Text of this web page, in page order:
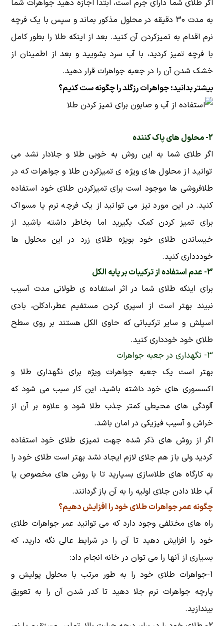
اگر طلای شما دارای جرم است، ابتدا اجازه دهید جواهرات شما
به مدت 30 دقیقه در محلول مذکور بماند و سپس با یک فرچه
نرم اقدام به تمیزکردن آن کنید. بعد از اینکه طلا را بطور کامل
با فرچه تمیز کردید، با آب سرد بشویید و بعد از اطمینان از
خشک شدن آن را در جعبه جواهرات قرار دهید.
بیشتر بدانید:جواهرات رزگلد را چگونه ست کنیم؟
2- محلول های پاک کننده
اگر طلای شما به این روش به خوبی طلا و جلادار نشد می
توانید از محلول های ویژه ی تمیزکردن طلا و جواهرات که در
طلافروشی ها موجود است برای تمیزکردن طلای خود استفاده
کنید. در این مورد نیز می توانید از یک فرچه نرم یا مسواک
برای تمیز کردن کمک بگیرید اما بخاطر داشته باشید از
خیساندن طلای خود بویژه طلای زرد در این محلول ها
خوددداری کنید.
3- عدم استفاده از ترکیبات بر پایه الکل
برای اینکه طلای شما در اثر استفاده ی طولانی مدت آسیب
نبیند بهتر است از اسپری کردن مستفیم عطر،ادکلن، بادی
اسپلش و سایر ترکیباتی که حاوی الکل هستند بر روی سطح
طلای خود خودداری کنید.
3- نگهداری در جعبه جواهرات
بهتر است یک جعبه جواهرات ویژه برای نگهداری طلا و
اکسسوری های خود داشته باشید، این کار سبب می شود که
آلودگی های محیطی کمتر جذب طلا شود و علاوه بر آن از
خراش و آسیب فیزیکی در امان باشد.
اگر از روش های ذکر شده جهت تمیزی طلای خود استفاده
کردید ولی باز هم جلای لازم ایجاد نشد بهتر است طلای خود را
به کارگاه های طلاسازی بسپارید تا با روش های مخصوص یا
آب طلا دادن جلای اولیه را به آن باز گردانند.
چگونه عمر جواهرات طلای خود را افزایش دهیم؟
راه های مختلفی وجود دارد که می توانید عمر جواهرات طلای
خود را افزایش دهید تا آن را در شرایط عالی نگه دارید، که
بسیاری از آنها را می توان در خانه انجام داد:
1-جواهرات طلای خود را به طور مرتب با محلول پولیش و
پارچه جواهرات نرم جلا دهید تا کدر شدن آن را به تعویق
بیندازید.